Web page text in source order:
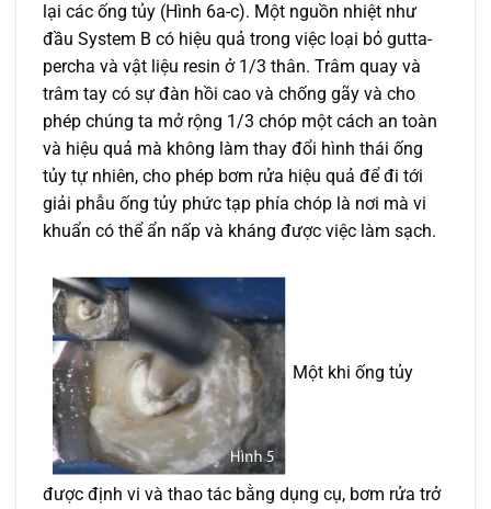
lại các ống tủy (Hình 6a-c). Một nguồn nhiệt như
đầu System B có hiệu quả trong việc loại bỏ gutta-
percha và vật liệu resin ở 1/3 thân. Trâm quay và
trâm tay có sự đàn hồi cao và chống gãy và cho
phép chúng ta mở rộng 1/3 chóp một cách an toàn
và hiệu quả mà không làm thay đổi hình thái ống
tủy tự nhiên, cho phép bơm rửa hiệu quả để đi tới
giải phẫu ống tủy phức tạp phía chóp là nơi mà vi
khuẩn có thể ẩn nấp và kháng được việc làm sạch.
Một khi ống tủy
được định vi và thao tác bằng dụng cụ, bơm rửa trở